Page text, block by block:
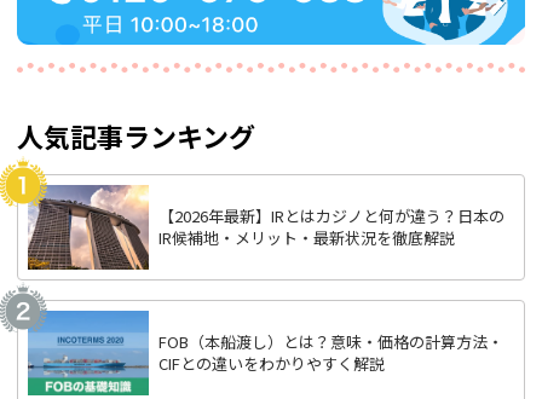
人気記事ランキング
【2026年最新】IRとはカジノと何が違う？日本の
IR候補地・メリット・最新状況を徹底解説
FOB（本船渡し）とは？意味・価格の計算方法・
CIFとの違いをわかりやすく解説